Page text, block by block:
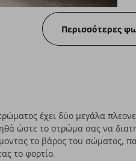
Περισσότερες
έχει δύο μεγάλα
ώστε το στρώμα σας να
το βάρος του σώματος,
το φορτίο.